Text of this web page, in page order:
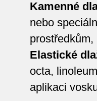
Kamenné
nebo
Elastické
octa,
aplikaci